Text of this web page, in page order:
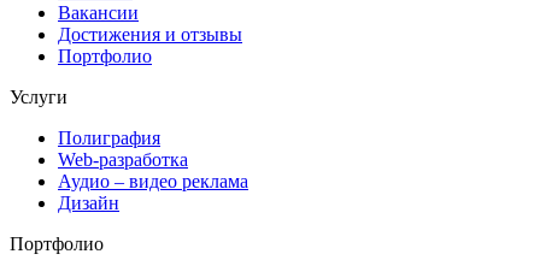
Вакансии
Достижения и отзывы
Портфолио
Услуги
Полиграфия
Web-разработка
Аудио – видео реклама
Дизайн
Портфолио